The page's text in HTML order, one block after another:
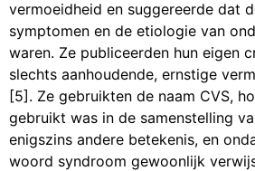
vermoeidheid en suggereerde dat
symptomen en de etiologie van
waren. Ze publiceerden hun eigen
slechts aanhoudende, ernstige
[5]. Ze gebruikten de naam CVS,
gebruikt was in de samenstelling
enigszins andere betekenis, en
woord syndroom gewoonlijk